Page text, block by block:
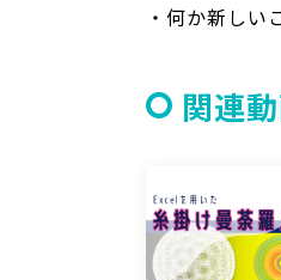
・何か新しい
関連